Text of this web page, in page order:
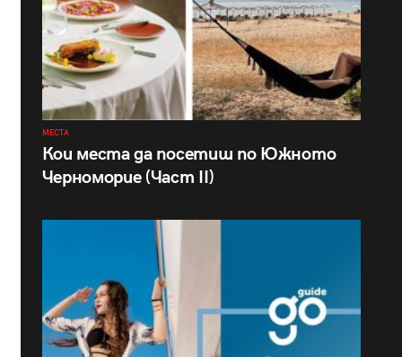
МЕСТА
Кои места да посетиш по Южното
Черноморие (Част II)